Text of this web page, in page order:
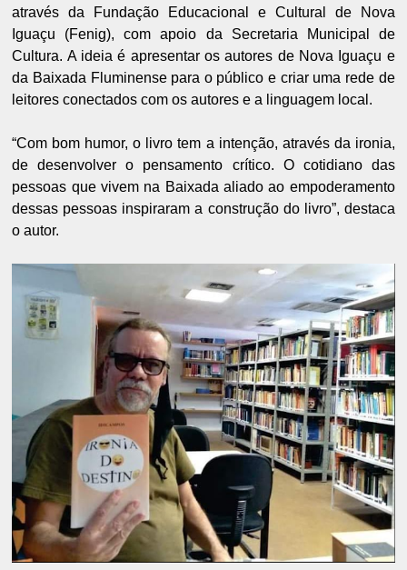
através da Fundação Educacional e Cultural de Nova
Iguaçu (Fenig), com apoio da Secretaria Municipal de
Cultura. A ideia é apresentar os autores de Nova Iguaçu e
da Baixada Fluminense para o público e criar uma rede de
leitores conectados com os autores e a linguagem local.
“Com bom humor, o livro tem a intenção, através da ironia,
de desenvolver o pensamento crítico. O cotidiano das
pessoas que vivem na Baixada aliado ao empoderamento
dessas pessoas inspiraram a construção do livro”, destaca
o autor.